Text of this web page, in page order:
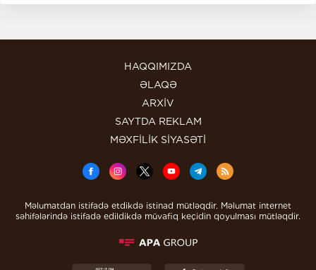
HAQQIMIZDA
ƏLAQƏ
ARXİV
SAYTDA REKLAM
MƏXFİLİK SİYASƏTİ
Məlumatdan istifadə etdikdə istinad mütləqdir. Məlumat internet
səhifələrində istifadə edildikdə müvafiq keçidin qoyulması mütləqdir.